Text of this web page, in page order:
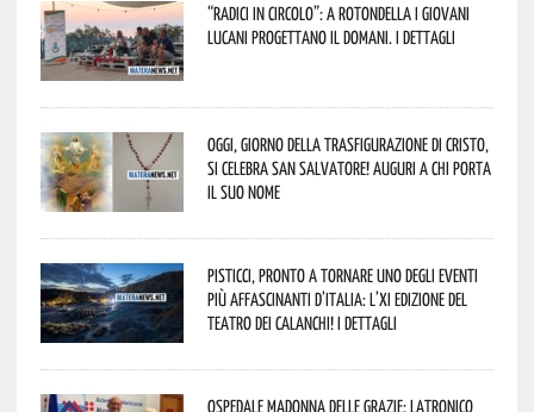
“Radici in Circolo”: a Rotondella i giovani
lucani progettano il domani. I dettagli
Oggi, giorno della Trasfigurazione di Cristo,
si celebra San Salvatore! Auguri a chi porta
il suo nome
Pisticci, pronto a tornare uno degli eventi
più affascinanti d’Italia: l’XI edizione del
Teatro dei Calanchi! I dettagli
Ospedale Madonna delle Grazie: Latronico